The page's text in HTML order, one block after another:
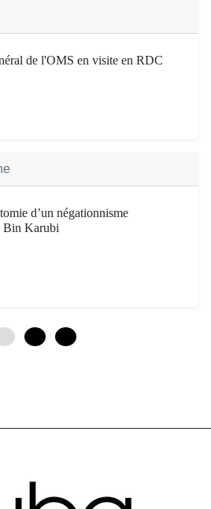
de l'OMS en visite en RDC
d’un négationnisme
Bin Karubi